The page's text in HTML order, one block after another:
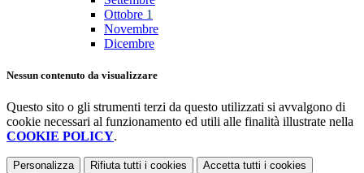
Ottobre 1
Novembre
Dicembre
Nessun contenuto da visualizzare
Questo sito o gli strumenti terzi da questo utilizzati si avvalgono di
cookie necessari al funzionamento ed utili alle finalità illustrate nella
COOKIE POLICY.
Personalizza Rifiuta tutti i cookies Accetta tutti i cookies